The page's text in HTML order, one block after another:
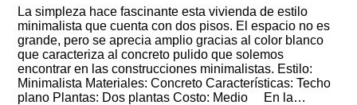
La simpleza hace fascinante esta vivienda de estilo
minimalista que cuenta con dos pisos. El espacio no es
grande, pero se aprecia amplio gracias al color blanco
que caracteriza al concreto pulido que solemos
encontrar en las construcciones minimalistas. Estilo:
Minimalista Materiales: Concreto Características: Techo
plano Plantas: Dos plantas Costo: Medio En la…